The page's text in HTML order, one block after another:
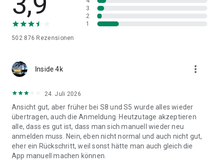
• Andere Android-Geräte:
- HTC, LG, Sony, Huawei, Lenovo, Motorola, PANTECH,
Panasonic, Kyocera, NEC, SHARP, Fujitsu, Xiaomi, Vivo, OPPO,
* Hinweis: Aus Gründen der Kompatibilität zwischen Geräten
bestimmten Geräten eventuell nicht möglich.
mindestens 500 MB freier interner Speicherplatz vorhanden
sein.
2. Wenn ein Nicht-Samsung-Gerät ununterbrochen vom
drahtlosen Netzwerk getrennt wird, schalten Sie auf Ihrem
Gerät unter „Erweitertes WLAN“ die Optionen „WLAN
initialisieren“ und „Schwaches WLAN-Signal trennen“ aus.
502 876 Rezensionen
3
2
1
Inside 4k more_vert
24. Juli 2026
Ansicht gut, aber früher bei S8 und S5 wurde alles wieder
übertragen, auch die Anmeldung. Heutzutage akzeptieren
alle, dass es gut ist, dass man sich manuell wieder neu
anmelden muss. Nein, eben nicht normal und auch nicht gut,
eher ein Rückschritt, weil sonst hätte man auch gleich die
App manuell machen können.